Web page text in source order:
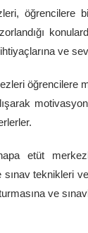
öğrencilere
ve
öğrencilere
etüt
teknikleri
ve